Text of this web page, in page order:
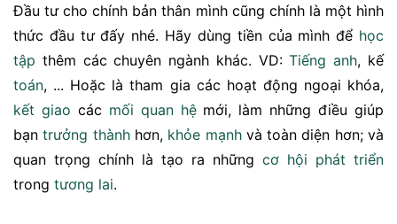
Đầu tư cho chính bản thân mình cũng chính là một hình
thức đầu tư đấy nhé. Hãy dùng tiền của mình để học
tập thêm các chuyên ngành khác. VD:Tiếng anh, kế
toán, ... Hoặc là tham gia các hoạt động ngoại khóa,
kết giao các mối quan hệmới, làm những điều giúp
bạntrưởng thànhhơn, khỏe mạnhvà toàn diện hơn; và
quan trọng chính là tạo ra những cơ hội phát triển
trong tương lai.